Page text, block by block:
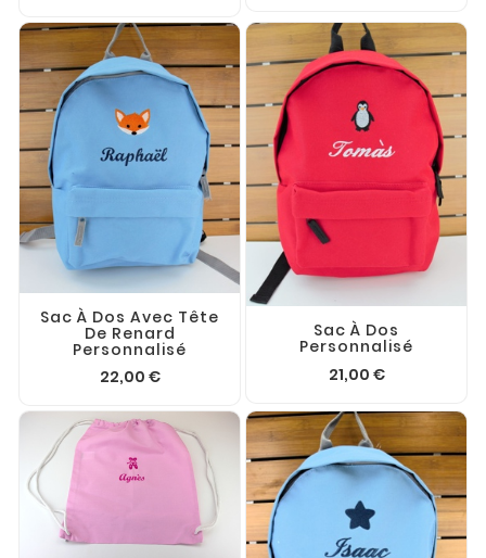
Sac À Dos Avec Tête
De Renard
Personnalisé
22,00 €
Sac À Dos
Personnalisé
21,00 €